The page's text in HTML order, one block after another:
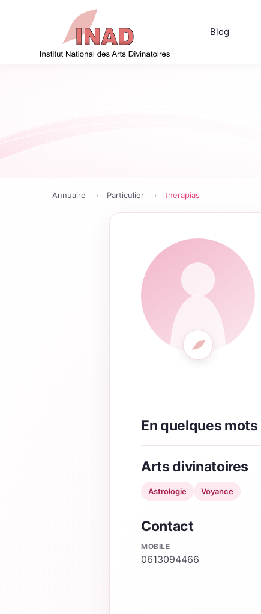
Blog
Annuaire Particulier therapias
En quelques mots
Arts divinatoires
Astrologie Voyance
Contact
MOBILE
0613094466